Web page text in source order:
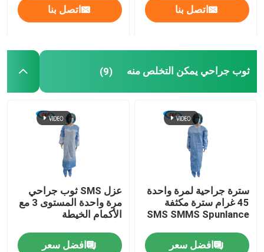
المنتجات
حولنا
اتصل بنا اتصل بنا
ثوب جراحي يمكن التخلص منه (9)
سترة جراحية لمرة واحدة
45 غرام سترة مكثفة
SMS SMMS Spunlance
افضل سعر
عزل SMS ثوب جراحي
مرة واحدة المستوى 3 مع
الأكمام الخيطة
افضل سعر